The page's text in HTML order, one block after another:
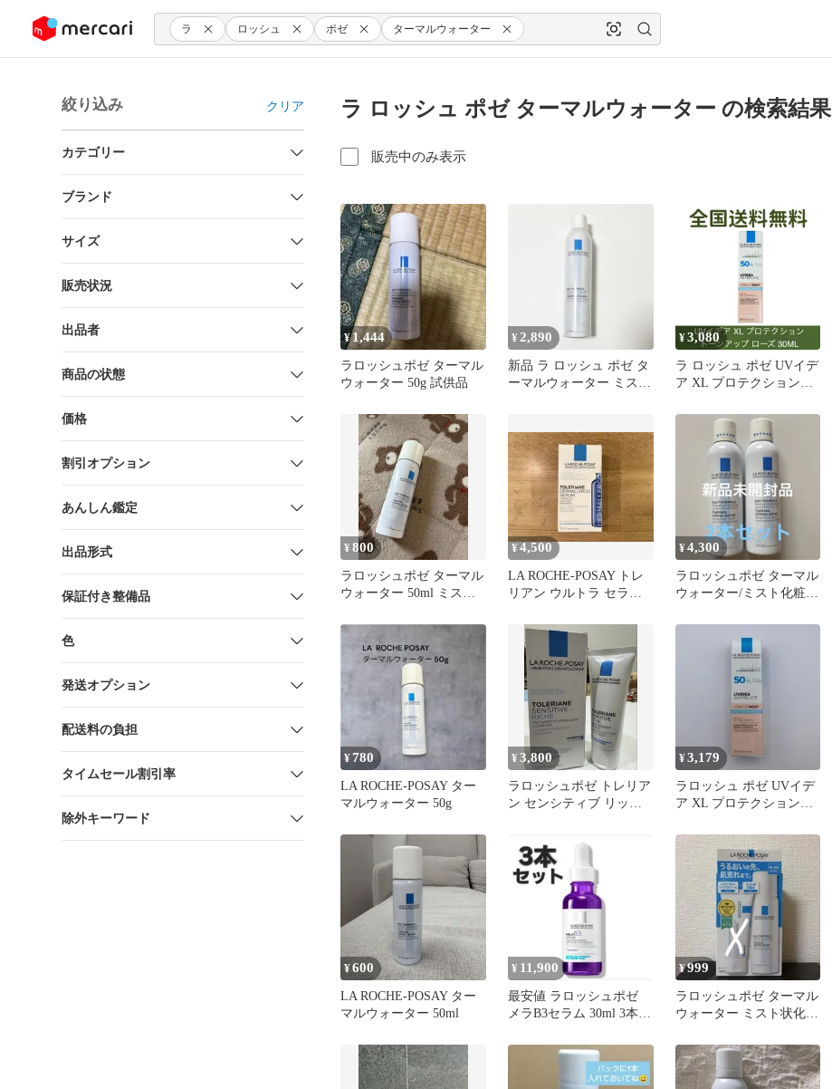
ツにスキップ ラ ロッシュ ポゼ ターマルウォーター
絞り込み クリア
カテゴリー
ブランド
サイズ
販売状況
出品者
商品の状態
価格
割引オプション
あんしん鑑定
出品形式
保証付き整備品
色
発送オプション
配送料の負担
タイムセール割引率
除外キーワード
ラ ロッシュ ポゼ ターマルウォーター の検索結果
販売中のみ表示
¥1,444
ラロッシュポゼ ターマル
ウォーター 50g 試供品
¥2,890
新品 ラ ロッシュ ポゼ タ
ーマルウォーター ミスト
¥3,080
ラ ロッシュ ポゼ UVイデ
ア XL プロテクショント
¥800
ラロッシュポゼ ターマル
ウォーター 50ml ミスト
¥4,500
LA ROCHE-POSAY トレ
リアン ウルトラ セラム
¥4,300
ラロッシュポゼ ターマル
ウォーター/ミスト化粧水
¥780
LA ROCHE-POSAY ター
マルウォーター 50g
¥3,800
ラロッシュポゼ トレリア
ン センシティブ リッチ
¥3,179
ラロッシュ ポゼ UVイデ
ア XL プロテクショント
¥600
LA ROCHE-POSAY ター
マルウォーター 50ml
¥ 11,900
最安値 ラロッシュポゼ
メラB3セラム 30ml 3本セ
¥999
ラロッシュポゼ ターマル
ウォーター ミスト状化粧